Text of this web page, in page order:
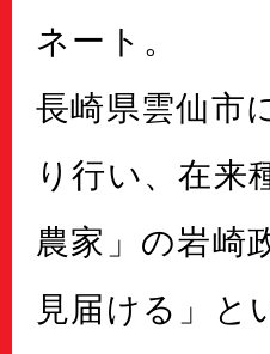
ネート。
長崎県雲仙市
り行い、在来
農家」の岩崎
見届ける」と